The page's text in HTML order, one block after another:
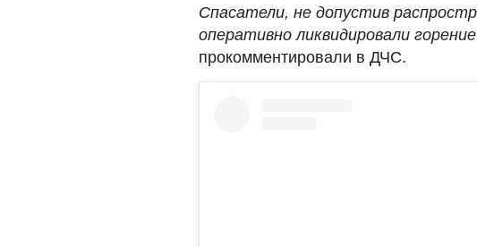
Спасатели, не допустив
оперативно ликвидировали
прокомментировали в ДЧС.